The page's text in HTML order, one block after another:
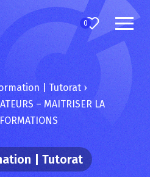
0
| Tutorat›
– MAITRISER LA
| Tutorat